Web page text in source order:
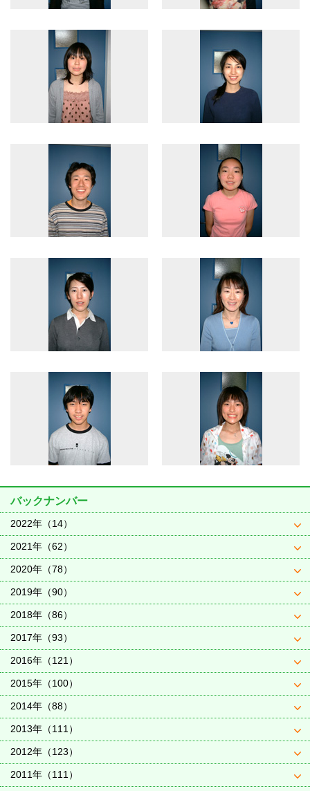
バックナンバー
2022年（14）
2021年（62）
2020年（78）
2019年（90）
2018年（86）
2017年（93）
2016年（121）
2015年（100）
2014年（88）
2013年（111）
2012年（123）
2011年（111）